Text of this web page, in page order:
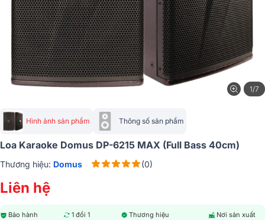
1/7
Hình ảnh sản phẩm Thông số sản phẩm
Loa Karaoke Domus DP-6215 MAX (Full Bass 40cm)
Thương hiệu: Domus (0)
Liên hệ
Bảo hành 1 đổi 1 Thương hiệu Nơi sản xuất